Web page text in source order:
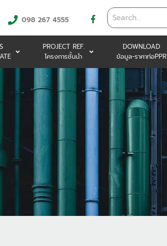
098 267 4555
PROJECT REF.
โครงการชั้นนำ
DOWNLOAD
ข้อมูล-ราคาท่อPPR